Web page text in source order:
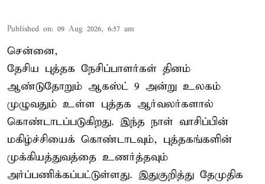
Published on: 09 Aug 2026, 6:57 am
சென்னை,
தேசிய புத்தக நேசிப்பாளர்கள் தினம்
ஆண்டுதோறும் ஆகஸ்ட் 9 அன்று உலகம்
முழுவதும் உள்ள புத்தக ஆர்வலர்களால்
கொண்டாடப்படுகிறது. இந்த நாள் வாசிப்பின்
மகிழ்ச்சியைக் கொண்டாடவும், புத்தகங்களின்
முக்கியத்துவத்தை உணர்த்தவும்
அர்ப்பணிக்கப்பட்டுள்ளது. இதுகுறித்து தேமுதிக